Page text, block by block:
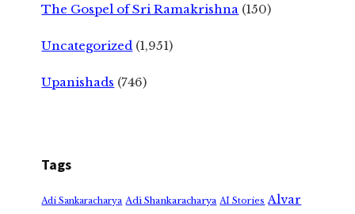
The Gospel of Sri Ramakrishna (150)
Uncategorized (1,951)
Upanishads (746)
Tags
Adi Sankaracharya Adi Shankaracharya AI Stories Alvar